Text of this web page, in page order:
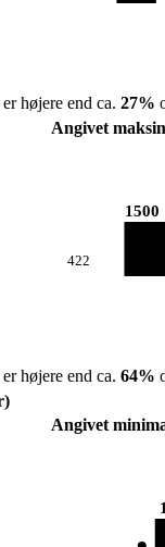
højere end ca. 27%
Angivet
422
1500
højere end ca. 64%
Angivet